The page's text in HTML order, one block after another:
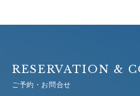
RESERVATION &
ご予約・お問合せ